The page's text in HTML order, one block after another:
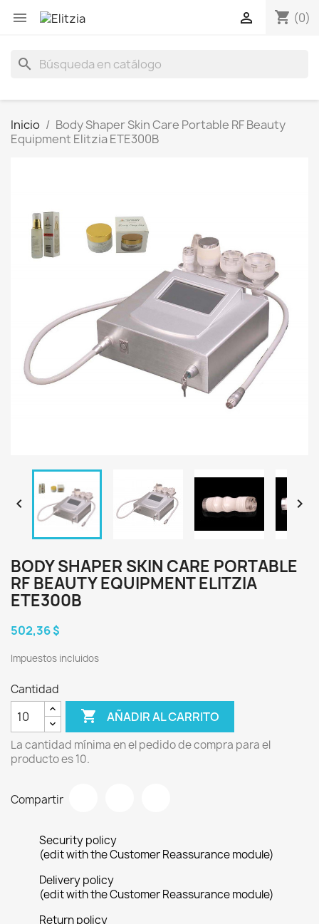
 shopping_cart (0)

search
Inicio
Body Shaper Skin Care Portable RF Beauty
Equipment Elitzia ETE300B
 
BODY SHAPER SKIN CARE PORTABLE
RF BEAUTY EQUIPMENT ELITZIA
ETE300B
502,36 $
Impuestos incluidos
Cantidad
 AÑADIR AL CARRITO
La cantidad mínima en el pedido de compra para el
producto es 10.
Compartir
Security policy
(edit with the Customer Reassurance module)
Delivery policy
(edit with the Customer Reassurance module)
Return policy